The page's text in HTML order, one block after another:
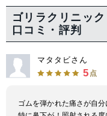
ゴリラクリニッ
口コミ・評判
マタタビさん
5 点
ゴムを弾かれた痛さが自分